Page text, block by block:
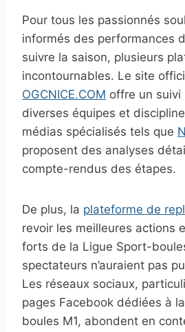
Pour tous les passionnés
informés des performances
suivre la saison, plusieurs
incontournables. Le site
OGCNICE.COM offre un suivi
diverses équipes et
médias spécialisés tels que
proposent des analyses
compte-rendus des étapes.
De plus, la plateforme de
revoir les meilleures actions
forts de la Ligue Sport-
spectateurs n’auraient pas
Les réseaux sociaux,
pages Facebook dédiées à
boules M1, abondent en